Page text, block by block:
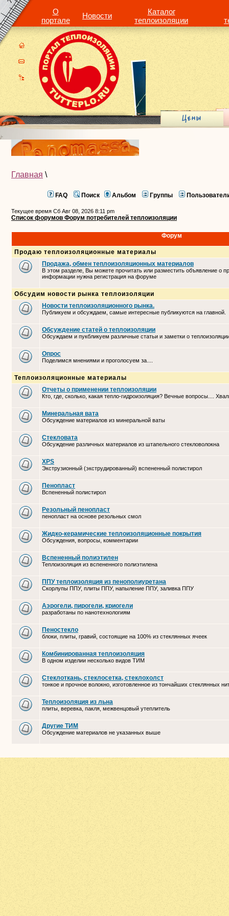
О
портале
Новости
Каталог
теплоизоляции
Главная \
FAQ Поиск Альбом Группы
Текущее время Сб Авг 08, 2026 8:11 pm
Список форумов Форум потребителей теплоизоляции
Форум
Продаю теплоизоляционные материалы
Продажа, обмен теплоизоляционных материалов
В этом разделе, Вы можете прочитать или разместить объявление о
информации нужна регистрация на форуме
Обсудим новости рынка теплоизоляции
Новости теплоизоляционного рынка.
Публикуем и обсуждаем, самые интересные публикуются на главной.
Обсуждение статей о теплоизоляции
Обсуждаем и пукбликуем различные статьи и заметки о
Опрос
Поделимся мнениями и проголосуем за....
Теплоизоляционные материалы
Отчеты о применении теплоизоляции
Кто, где, сколько, какая тепло-гидроизоляция? Вечные вопросы....
Минеральная вата
Обсуждение материалов из минеральной ваты
Стекловата
Обсуждение различных материалов из штапельного стекловолокна
XPS
Экструзионный (экструдированный) вспененный полистирол
Пенопласт
Вспененный полистирол
Резольный пенопласт
пенопласт на основе резольных смол
Жидко-керамические теплоизоляционные покрытия
Обсуждения, вопросы, комментарии
Вспененный полиэтилен
Теплоизоляция из вспененного полиэтилена
ППУ теплоизоляция из пенополиуретана
Скорлупы ППУ, плиты ППУ, напыление ППУ, заливка ППУ
Аэрогели, пирогели, криогели
разработаны по нанотехнологиям
Пеностекло
блоки, плиты, гравий, состоящие на 100% из стеклянных ячеек
Комбинированная теплоизоляция
В одном изделии несколько видов ТИМ
Стеклоткань, стеклосетка, cтеклохолст
тонкое и прочное волокно, изготовленное из тончайших стеклянных
Теплоизоляция из льна
плиты, веревка, пакля, межвенцовый утеплитель
Другие ТИМ
Обсуждение материалов не указанных выше